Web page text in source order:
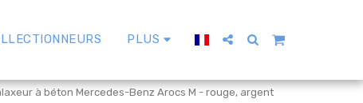
PLUS
à béton Mercedes-Benz Arocs M - rouge, argent